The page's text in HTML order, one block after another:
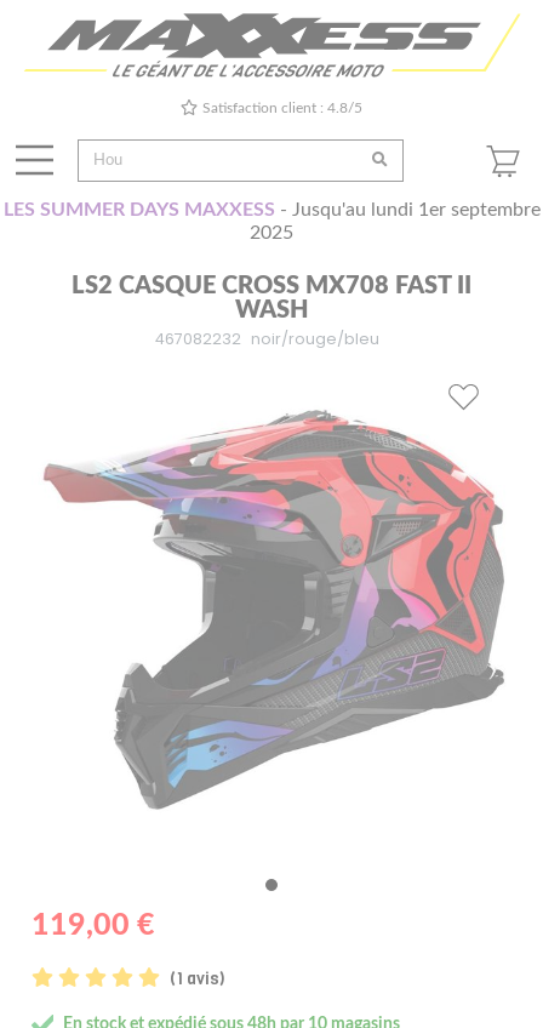
Satisfaction client : 4.8/5
LES SUMMER DAYS MAXXESS - Jusqu'au lundi 1er septembre
2025
LS2 CASQUE CROSS MX708 FAST II
WASH
467082232 noir/rouge/bleu
119,00 €
(1 avis)
En stock et expédié sous 48h par 10 magasins